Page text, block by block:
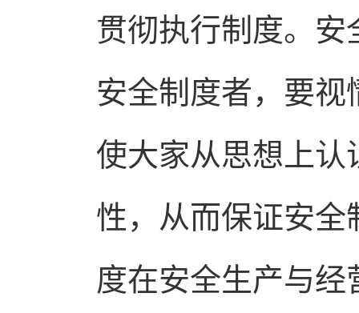
贯彻执行制度。
安全制度者，要
使大家从思想上
性，从而保证安
度在安全生产与